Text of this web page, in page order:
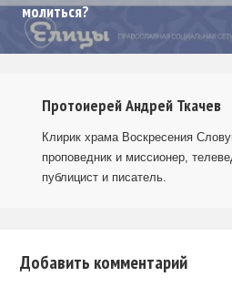
молиться?
Протоиерей Андрей Ткачев
Клирик храма Воскресения
проповедник и миссионер,
публицист и писатель.
Добавить комментарий